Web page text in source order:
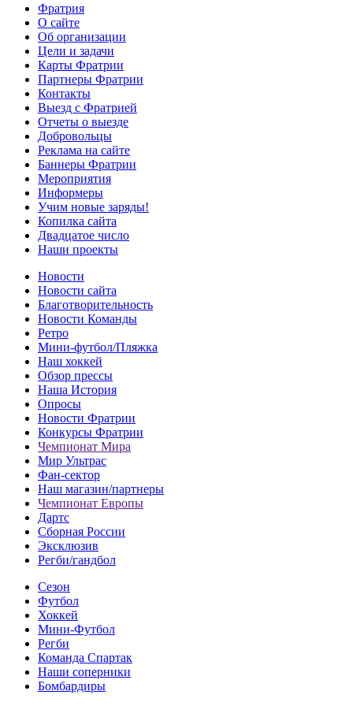
Фратрия
О сайте
Об организации
Цели и задачи
Карты Фратрии
Партнеры Фратрии
Контакты
Выезд с Фратрией
Отчеты о выезде
Добровольцы
Реклама на сайте
Баннеры Фратрии
Мероприятия
Информеры
Учим новые заряды!
Копилка сайта
Двадцатое число
Наши проекты
Новости
Новости сайта
Благотворительность
Новости Команды
Ретро
Мини-футбол/Пляжка
Наш хоккей
Обзор прессы
Наша История
Опросы
Новости Фратрии
Конкурсы Фратрии
Чемпионат Мира
Мир Ультрас
Фан-cектор
Наш магазин/партнеры
Чемпионат Европы
Дартс
Сборная России
Эксклюзив
Регби/гандбол
Сезон
Футбол
Хоккей
Мини-Футбол
Регби
Команда Спартак
Наши соперники
Бомбардиры